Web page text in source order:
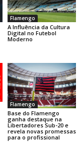
Flamengo
A Influência da Cultura
Digital no Futebol
Moderno
Flamengo
Base do Flamengo
ganha destaque na
Libertadores Sub-20 e
revela novas promessas
para o profissional